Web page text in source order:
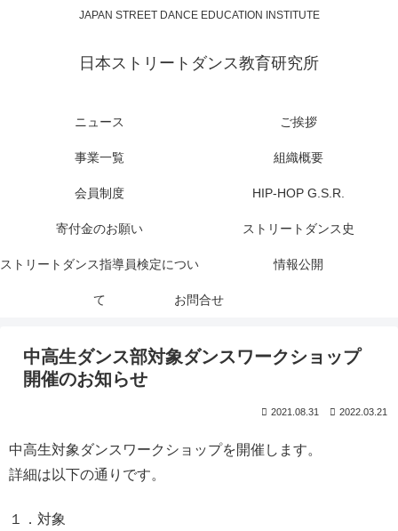
JAPAN STREET DANCE EDUCATION INSTITUTE
日本ストリートダンス教育研究所
ニュース ご挨拶
事業一覧 組織概要
会員制度 HIP-HOP G.S.R.
寄付金のお願い ストリートダンス史
ストリートダンス指導員検定につい
て
情報公開
お問合せ
中高生ダンス部対象ダンスワークショップ
開催のお知らせ
2022.03.21
2021.08.31
中高生対象ダンスワークショップを開催します。
詳細は以下の通りです。
１．対象